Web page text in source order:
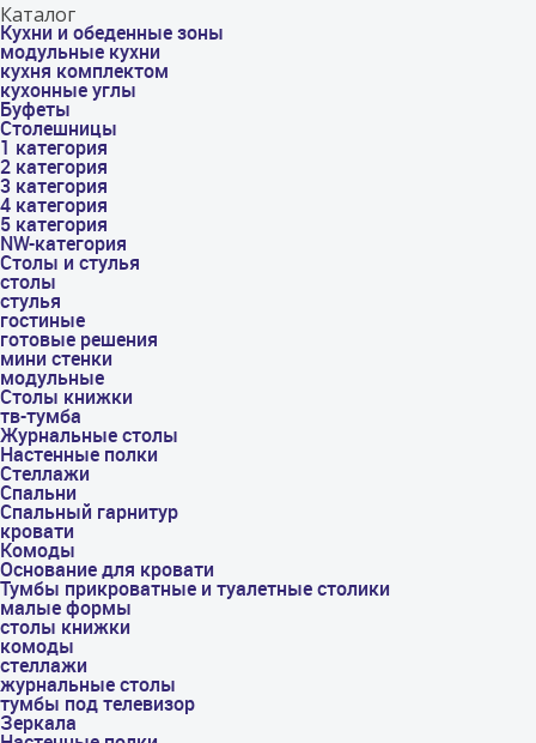
Каталог
Кухни и обеденные зоны
модульные кухни
кухня комплектом
кухонные углы
Буфеты
Столешницы
1 категория
2 категория
3 категория
4 категория
5 категория
NW-категория
Столы и стулья
столы
стулья
гостиные
готовые решения
мини стенки
модульные
Столы книжки
тв-тумба
Журнальные столы
Настенные полки
Стеллажи
Спальни
Спальный гарнитур
кровати
Комоды
Основание для кровати
Тумбы прикроватные и туалетные столики
малые формы
столы книжки
комоды
стеллажи
журнальные столы
тумбы под телевизор
Зеркала